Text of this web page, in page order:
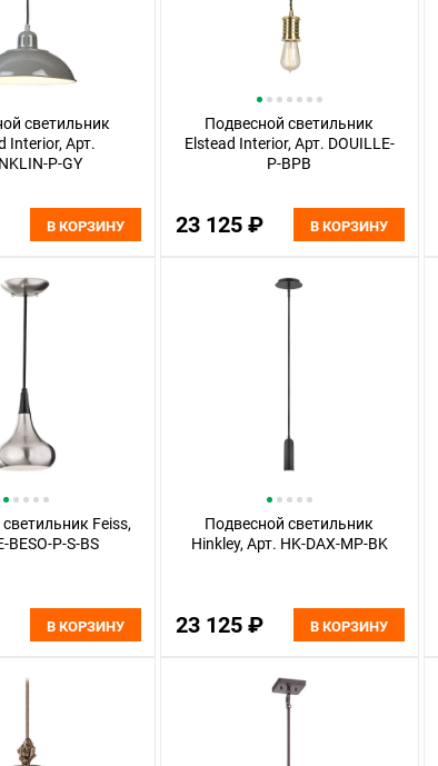
светильник
Interior, Арт.
P-GY
В КОРЗИНУ
Подвесной светильник
Elstead Interior, Арт. DOUILLE-
P-BPB
23 125 ₽ В КОРЗИНУ
Feiss,
BESO-P-S-BS
В КОРЗИНУ
Подвесной светильник
Hinkley, Арт. HK-DAX-MP-BK
23 125 ₽ В КОРЗИНУ